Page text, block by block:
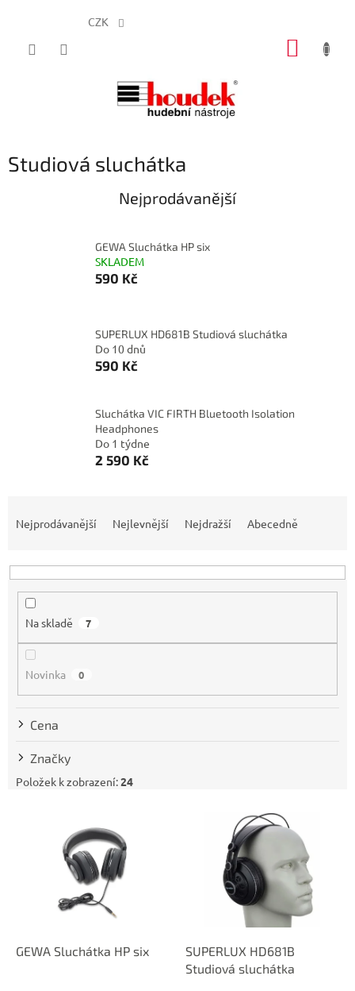
CZK
Studiová sluchátka
Nejprodávanější
GEWA Sluchátka HP six
SKLADEM
590 Kč
SUPERLUX HD681B Studiová sluchátka
Do 10 dnů
590 Kč
Sluchátka VIC FIRTH Bluetooth Isolation
Headphones
Do 1 týdne
2 590 Kč
n
Nejprodávanější Nejlevnější Nejdražší Abecedně
Na skladě 7
Novinka 0
Cena
Značky
Položek k zobrazení:24
GEWA Sluchátka HP six
SUPERLUX HD681B
Studiová sluchátka